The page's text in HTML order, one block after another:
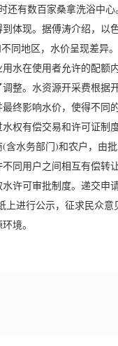
还有数百家桑拿洗浴中
体现。据傅涛介绍，
同地区，水价呈现差异
水在使用者允许的配额
整。水资源开采费根
终影响水价，使得不
权有偿交易和许可证
水务部门)和农户，由
同用户之间相互有偿
许可审批制度。递交申
进行公示，征求民众
境。